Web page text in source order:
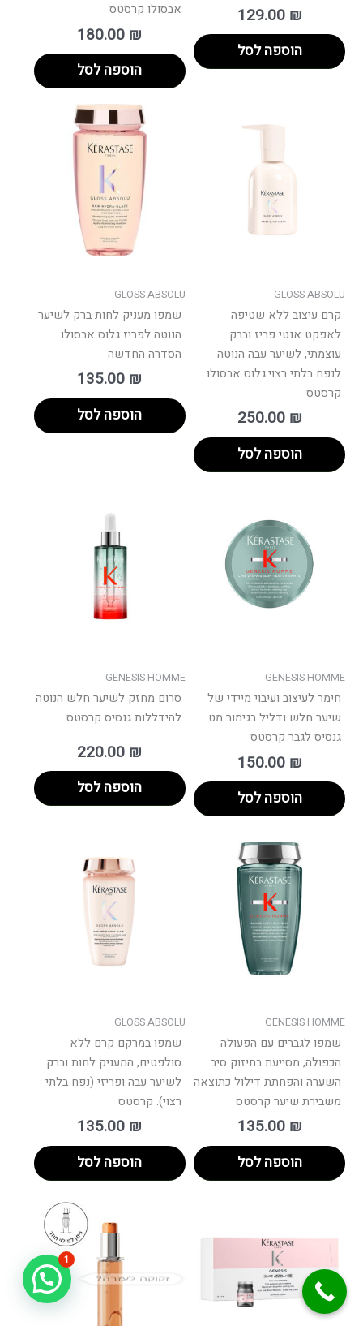
129.00 ₪
הוספה לסל
אבסולו קרסטס
180.00 ₪
הוספה לסל
GLOSS ABSOLU
קרם עיצוב ללא שטיפה
לאפקט אנטי פריז וברק
עוצמתי, לשיער עבה הנוטה
לנפח בלתי רצוי.גלוס אבסולו
קרסטס
250.00 ₪
הוספה לסל
GLOSS ABSOLU
שמפו מעניק לחות ברק לשיער
הנוטה לפריז גלוס אבסולו
הסדרה החדשה
135.00 ₪
הוספה לסל
GENESIS HOMME
חימר לעיצוב ועיבוי מיידי של
שיער חלש ודליל בגימור מט
גנסיס לגבר קרסטס
150.00 ₪
הוספה לסל
GENESIS HOMME
סרום מחזק לשיער חלש הנוטה
להידללות גנסיס קרסטס
220.00 ₪
הוספה לסל
GENESIS HOMME
שמפו לגברים עם הפעולה
הכפולה, מסייעת בחיזוק סיב
השערה והפחתת דילול כתוצאה
משבירת שיער קרסטס
135.00 ₪
הוספה לסל
GLOSS ABSOLU
שמפו במרקם קרם ללא
סולפטים, המעניק לחות וברק
לשיער עבה ופריזי (נפח בלתי
רצוי). קרסטס
135.00 ₪
הוספה לסל
זקוקה לעזרה?
1